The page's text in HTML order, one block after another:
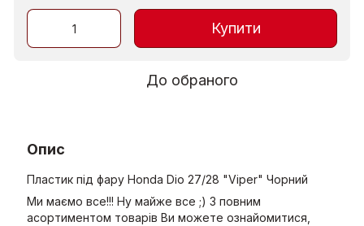
Купити
До обраного
Опис
Пластик під фару Honda Dio 27/28 "Viper" Чорний
Ми маємо все!!! Ну майже все ;) З повним
асортиментом товарів Ви можете ознайомитися,